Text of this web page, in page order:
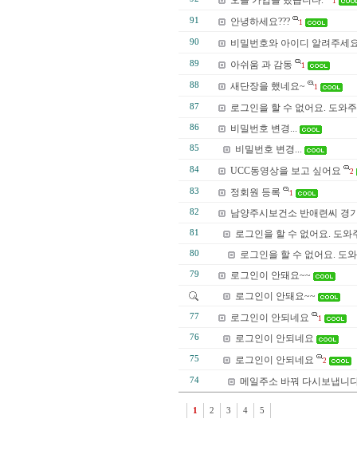
91 안녕하세요??? 1
90 비밀번호와 아이디 알려주세
89 아쉬움 과 감동 1
88 새단장을 했네요~ 1
87 로그인을 할 수 없어요. 도와
86 비밀번호 변경...
85 비밀번호 변경...
84 UCC동영상을 보고 싶어요 2
83 정회원 등록 1
82 남양주시보건소 반애련씨 경
81 로그인을 할 수 없어요. 도와
80 로그인을 할 수 없어요. 도
79
로그인이 안돼요~~
로그인이 안돼요~~
77 로그인이 안되네요 1
76 로그인이 안되네요
75 로그인이 안되네요 2
74 메일주소 바꿔 다시보냅니
1 2 3 4 5